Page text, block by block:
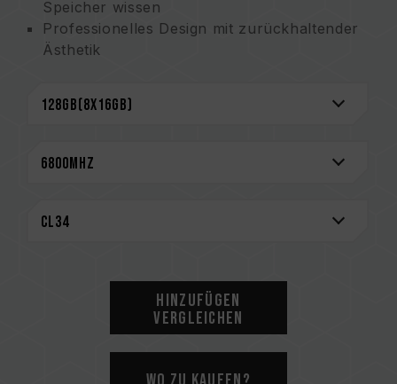
Speicher wissen
Professionelles Design mit zurückhaltender
Ästhetik
Professionelle und hocheffektive
Lebenslange Garantie garantiert jede
Verifikations technologie, gewährleistet
US-Erfindungspatent: US11488679)
Bevor Sie ein Speicherprodukt kaufen,
schauen Sie bitte zuerst die QVL-
Hinzufügen
Vergleichen